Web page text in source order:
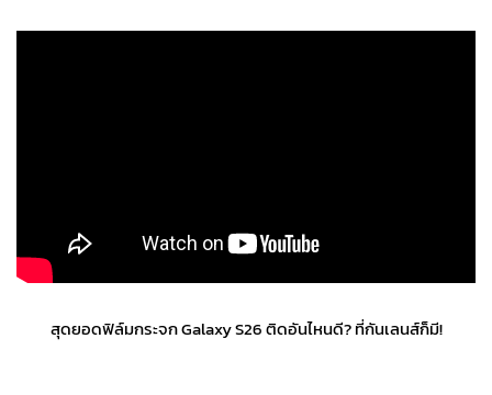
สุดยอดฟิล์มกระจก Galaxy S26 ติดอันไหนดี? ที่กันเลนส์ก็มี!